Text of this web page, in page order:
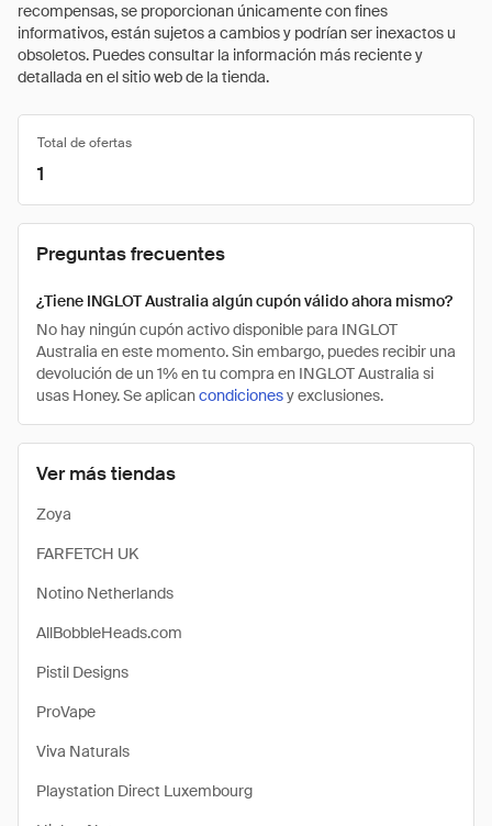
recompensas, se proporcionan únicamente con fines
informativos, están sujetos a cambios y podrían ser inexactos u
obsoletos. Puedes consultar la información más reciente y
detallada en el sitio web de la tienda.
Ver más tiendas
Zoya
FARFETCH UK
Notino Netherlands
AllBobbleHeads.com
Pistil Designs
ProVape
Viva Naturals
Playstation Direct Luxembourg
Total de ofertas
1
Preguntas frecuentes
¿Tiene INGLOT Australia algún cupón válido ahora mismo?
No hay ningún cupón activo disponible para INGLOT
Australia en este momento. Sin embargo, puedes recibir una
devolución de un 1% en tu compra en INGLOT Australia si
usas Honey. Se aplicancondicionesy exclusiones.